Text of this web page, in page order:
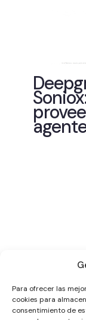
Para ofrecer las
cookies para
consentimiento de